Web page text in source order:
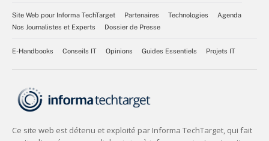
Site Web pour Informa TechTarget Partenaires Technologies
Agenda
Nos Journalistes et Experts
Dossier de Presse
E-Handbooks Conseils IT Opinions Guides Essentiels Projets IT